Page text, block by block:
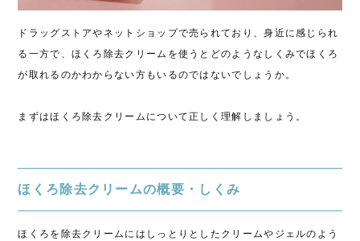
ドラッグストアやネットショップで売られており、身近に感じられ
る一方で、ほくろ除去クリームを使うとどのようなしくみでほくろ
が取れるのかわからない方もいるのではないでしょうか。
まずはほくろ除去クリームについて正しく理解しましょう。
ほくろ除去クリームの概要・しくみ
ほくろを除去クリームにはしっとりとしたクリームやジェルのよう